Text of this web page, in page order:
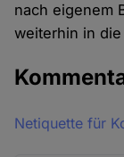
nach eigenem
weiterhin in
Netiquette für